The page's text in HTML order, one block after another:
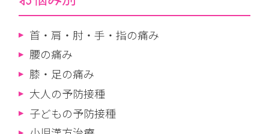
首・肩・肘・手・指の痛み
腰の痛み
膝・足の痛み
大人の予防接種
子どもの予防接種